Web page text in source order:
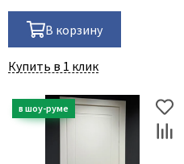
В корзину
Купить в 1 клик